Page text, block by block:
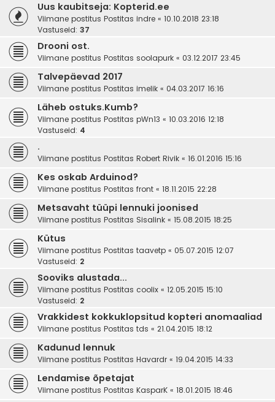
Uus kaubitseja: Kopterid.ee
Viimane postitus Postitas indre « 10.10.2018 23:18
Vastuseid: 37
Drooni ost.
Viimane postitus Postitas soolapurk « 03.12.2017 23:45
Talvepäevad 2017
Viimane postitus Postitas imelik « 04.03.2017 16:16
Läheb ostuks.Kumb?
Viimane postitus Postitas pWn13 « 10.03.2016 12:18
Vastuseid: 4
.
Viimane postitus Postitas Robert Rivik « 16.01.2016 15:16
Kes oskab Arduinod?
Viimane postitus Postitas front « 18.11.2015 22:28
Metsavaht tüüpi lennuki joonised
Viimane postitus Postitas Sisalink « 15.08.2015 18:25
Kütus
Viimane postitus Postitas taavetp « 05.07.2015 12:07
Vastuseid: 2
Sooviks alustada...
Viimane postitus Postitas coolix « 12.05.2015 15:10
Vastuseid: 2
Vrakkidest kokkuklopsitud kopteri anomaaliad
Viimane postitus Postitas tds « 21.04.2015 18:12
Kadunud lennuk
Viimane postitus Postitas Havardr « 19.04.2015 14:33
Lendamise õpetajat
Viimane postitus Postitas KasparK « 18.01.2015 18:46